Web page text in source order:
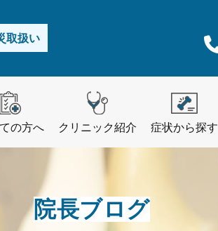
取扱い
の方へ クリニック紹介 症状から探す
院長ブログ